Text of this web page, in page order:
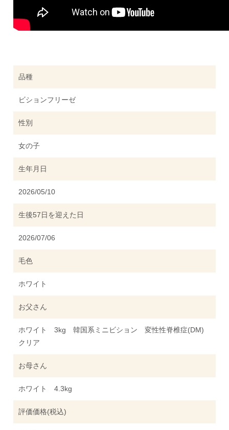
品種
ビションフリーゼ
性別
女の子
生年月日
2026/05/10
生後57日を迎えた日
2026/07/06
毛色
ホワイト
お父さん
ホワイト 3kg 韓国系ミニビション 変性性脊椎症(DM)
クリア
お母さん
ホワイト 4.3kg
評価価格(税込)